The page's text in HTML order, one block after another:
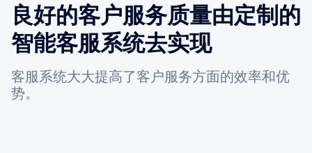
良好的客户服务质量由定制的
智能客服系统去实现
客服系统大大提高了客户服务方面的效率和优
势。